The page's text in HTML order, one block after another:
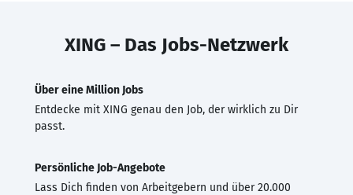
XING – Das Jobs-Netzwerk
Über eine Million Jobs
Entdecke mit XING genau den Job, der wirklich zu Dir
passt.
Persönliche Job-Angebote
Lass Dich finden von Arbeitgebern und über 20.000